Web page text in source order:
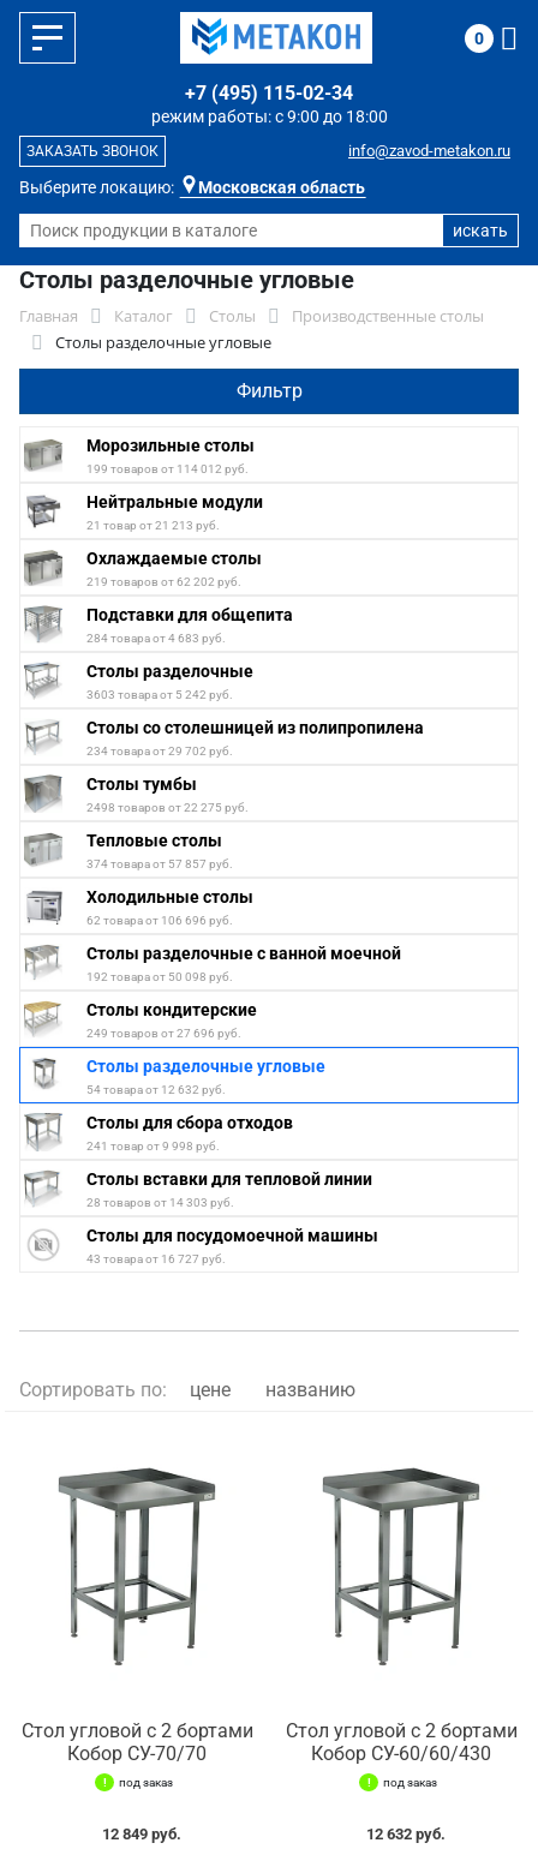
Выберите локацию: Московская область
режим работы: с 9:00 до 18:00
+7 (495) 115-02-34
info@zavod-metakon.ru
ЗАКАЗАТЬ ЗВОНОК
0
Столы разделочные угловые
Главная Каталог Столы
Производственные столы
Столы разделочные угловые
Фильтр
Морозильные столы
199 товаров от 114 012 руб.
Нейтральные модули
21 товар от 21 213 руб.
Охлаждаемые столы
219 товаров от 62 202 руб.
Подставки для общепита
284 товара от 4 683 руб.
Столы разделочные
3603 товара от 5 242 руб.
Столы со столешницей из полипропилена
234 товара от 29 702 руб.
Столы тумбы
2498 товаров от 22 275 руб.
Тепловые столы
374 товара от 57 857 руб.
Холодильные столы
62 товара от 106 696 руб.
Столы разделочные с ванной моечной
192 товара от 50 098 руб.
Столы кондитерские
249 товаров от 27 696 руб.
Столы разделочные угловые
54 товара от 12 632 руб.
Столы для сбора отходов
241 товар от 9 998 руб.
Столы вставки для тепловой линии
28 товаров от 14 303 руб.
Столы для посудомоечной машины
43 товара от 16 727 руб.
Сортировать по: цене названию
Стол угловой с 2 бортами
Кобор СУ-70/70
под заказ
12 849 руб.
Стол угловой с 2 бортами
Кобор СУ-60/60/430
под заказ
12 632 руб.